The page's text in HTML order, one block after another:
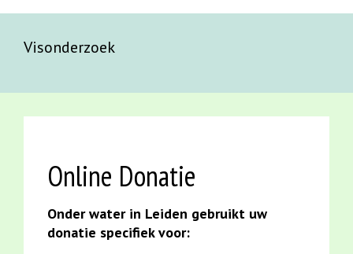
Visonderzoek
Online Donatie
Onder water in Leiden gebruikt uw
donatie specifiek voor: